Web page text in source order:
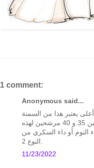
1 comment:
Anonymous said...
كان مؤشر كتلة الجسم يبلغ 40 أو أعلى يعتبر هذا من السمنة
المفرطة في بعض الحالات قد يكون الأشخاص الذين يتراوح مؤشر كتلة الجسم لديهم بين 35 و 40 مرشحين لهذه
النوم أو داء السكري من
11/23/2022